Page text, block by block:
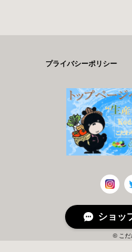
プライバシーポリシー
© こだ
ショッ